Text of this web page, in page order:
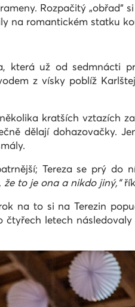
Rozpačitý „obřad“
na romantickém statku
která už od sedmnácti
z vísky poblíž
kratších vztazích
dělají dohazovačky.
Tereza se prý do
to je ona a nikdo jiný,“
na to si na Terezin
letech